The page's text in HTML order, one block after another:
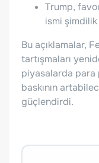
Trump,
ismi
Bu açıklamalar,
tartışmaları
piyasalarda para
baskının
güçlendirdi.